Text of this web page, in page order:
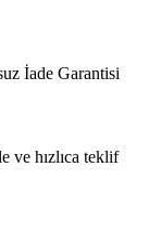
İade Garantisi
ve hızlıca teklif